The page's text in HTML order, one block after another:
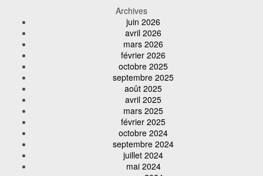
Archives
juin 2026
avril 2026
mars 2026
février 2026
octobre 2025
septembre 2025
août 2025
avril 2025
mars 2025
février 2025
octobre 2024
septembre 2024
juillet 2024
mai 2024